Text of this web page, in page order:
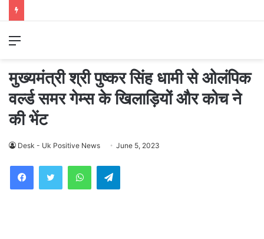
Menu
मुख्यमंत्री श्री पुष्कर सिंह धामी से ओलंपिक
वर्ल्ड समर गेम्स के खिलाड़ियों और कोच ने
की भेंट
Desk - Uk Positive News June 5, 2023
WhatsAppTelegram